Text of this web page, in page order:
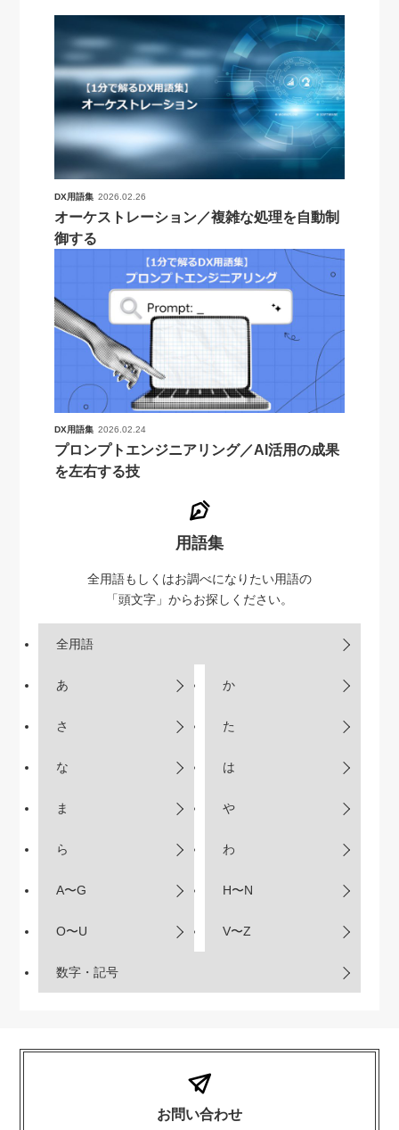
DX用語集 2026.02.26
オーケストレーション／複雑な処理を自動制
御する
DX用語集 2026.02.24
プロンプトエンジニアリング／AI活用の成果
を左右する技
用語集
全用語もしくはお調べになりたい用語の
「頭文字」からお探しください。
全用語
あ か
さ た
な は
ま や
ら わ
A〜G H〜N
O〜U V〜Z
数字・記号
お問い合わせ